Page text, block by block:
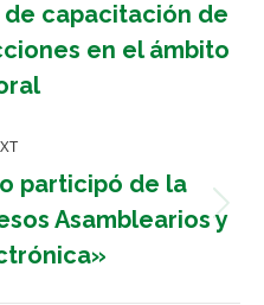
post:
capacitación de
en el ámbito
post:
participó de la
Asamblearios y